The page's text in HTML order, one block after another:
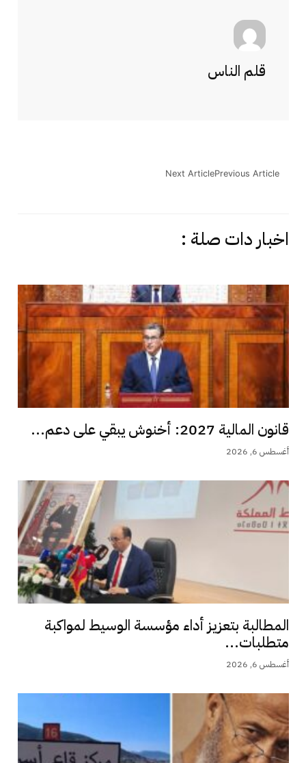
قلم الناس
Previous Article
Next Article
اخبار دات صلة :
قانون المالية 2027: أخنوش يبقي على دعم...
أغسطس 6, 2026
المطالبة بتعزيز أداء مؤسسة الوسيط لمواكبة
متطلبات...
أغسطس 6, 2026